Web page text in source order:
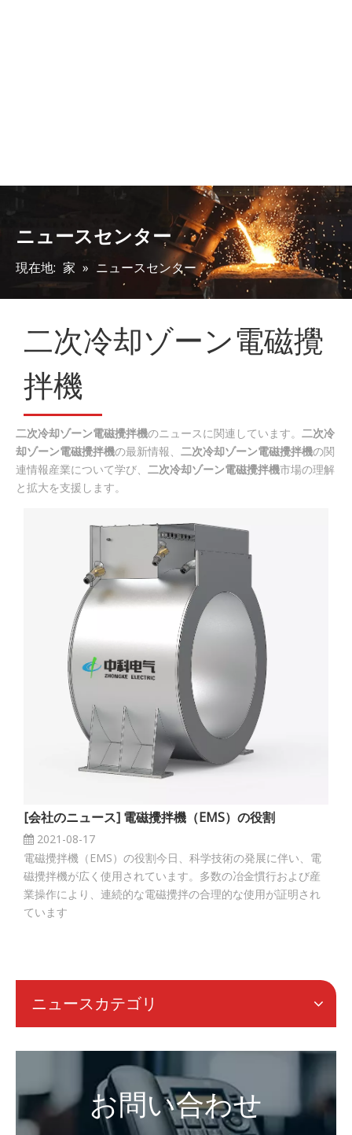
ニュースセンター
現在地: 家 » ニュースセンター
二次冷却ゾーン電磁攪
拌機
二次冷却ゾーン電磁攪拌機のニュースに関連しています。 二次冷
却ゾーン電磁攪拌機の最新情報、 二次冷却ゾーン電磁攪拌機の関
連情報産業について学び、 二次冷却ゾーン電磁攪拌機市場の理解
と拡大を支援します。
[会社のニュース] 電磁攪拌機（EMS）の役割
2021-08-17
電磁攪拌機（EMS）の役割今日、科学技術の発展に伴い、電
磁攪拌機が広く使用されています。多数の冶金慣行および産
業操作により、連続的な電磁攪拌の合理的な使用が証明され
ています
ニュースカテゴリ
お問い合わせ